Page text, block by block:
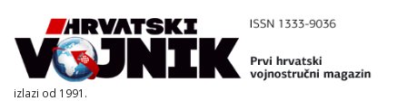
izlazi od 1991.